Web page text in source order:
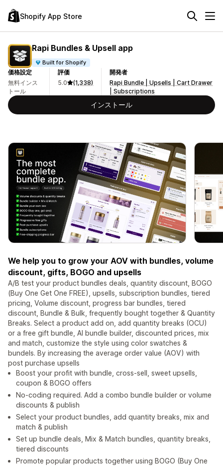
Shopify App Store
Rapi Bundles & Upsell app
Built for Shopify
価格設定
無料インス
トール
評価
5.0
(1,338)
開発者
Rapi Bundle | Upsells | Cart Drawer
| Subscriptions
インストール
We help you to grow your AOV with bundles, volume
discount, gifts, BOGO and upsells
A/B test your product bundles deals, quantity discount, BOGO
(Buy One Get One FREE), upsells, subscription bundles, tiered
pricing, Volume discount, progress bar bundles, tiered
discount, Bundle & Bulk, frequently bought together & Quantity
Breaks. Select a product add on, add quantity breaks (OCU)
or a free gift bundle, AI bundle builder, discounted prices, mix
and match, customize the style using color swatches &
bundels. By increasing the average order value (AOV) with
post purchase upsells
Boost your profit with bundle, cross-sell, sweet upsells,
coupon & BOGO offers
No-coding required. Add a combo bundle builder or volume
discounts & publish
Select your product bundles, add quantity breaks, mix and
match & publish
Set up bundle deals, Mix & Match bundles, quantity breaks,
tiered discounts
Promote popular products together using BOGO (Buy One